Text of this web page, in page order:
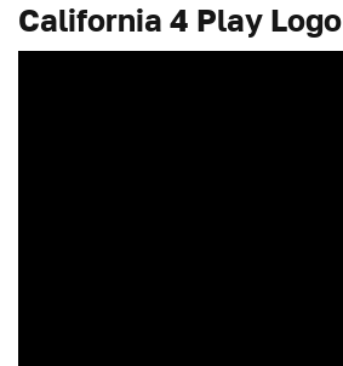
California 4 Play Logo